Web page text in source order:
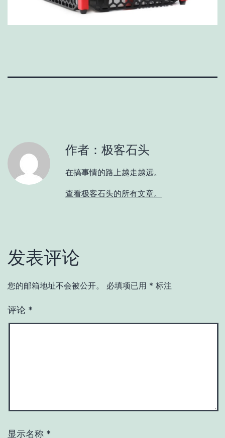
作者：极客石头
在搞事情的路上越走越远。
查看极客石头的所有文章。
发表评论
您的邮箱地址不会被公开。 必填项已用 * 标注
评论 *
显示名称 *